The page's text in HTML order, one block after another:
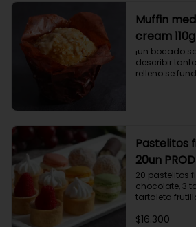
Muffin
cream 110g
¡un bocado
describir
relleno se
avellanas
exquisita.
tostado y
Relleno de
avellanas
crocanti de
Pastelitos
20un
20 pastelitos
chocolate, 3
tartaleta
crema, 2
$16.300